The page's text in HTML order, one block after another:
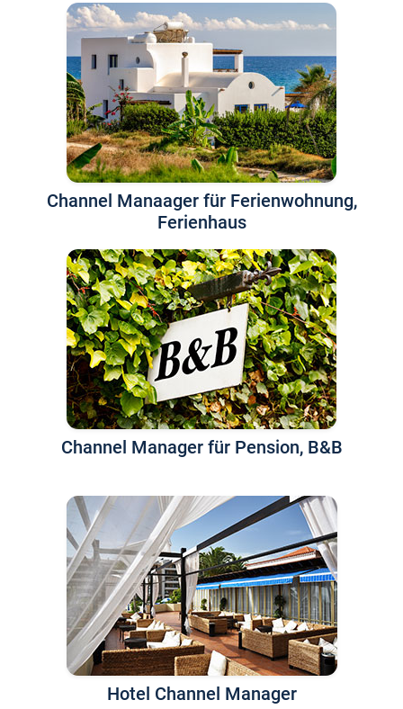
Channel Manaager für Ferienwohnung,
Ferienhaus
Channel Manager für Pension, B&B
Hotel Channel Manager